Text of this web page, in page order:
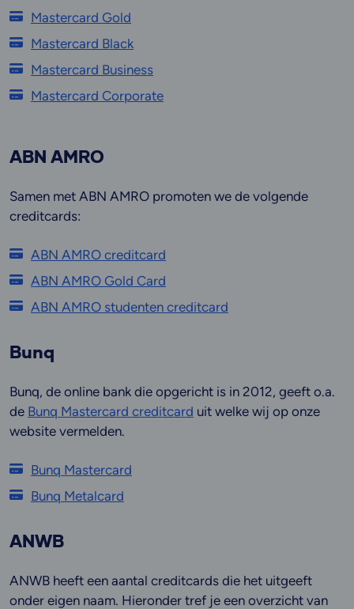
Mastercard Gold
Mastercard Black
Mastercard Business
Mastercard Corporate
ABN AMRO
Samen met ABN AMRO promoten we de volgende
creditcards:
ABN AMRO creditcard
ABN AMRO Gold Card
ABN AMRO studenten creditcard
Bunq
Bunq, de online bank die opgericht is in 2012, geeft o.a.
de Bunq Mastercard creditcard uit welke wij op onze
website vermelden.
Bunq Mastercard
Bunq Metalcard
ANWB
ANWB heeft een aantal creditcards die het uitgeeft
onder eigen naam. Hieronder tref je een overzicht van